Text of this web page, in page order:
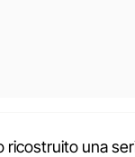
ricostruito una